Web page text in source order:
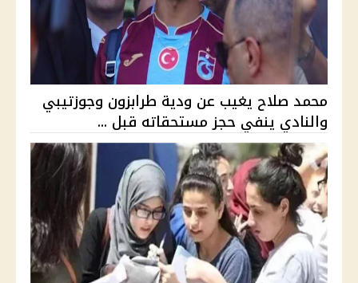
محمد صلاح يغيب عن ودية طرابزون وجوزتيبي
والنادي ينفي حجز مستحقاته قبل ...